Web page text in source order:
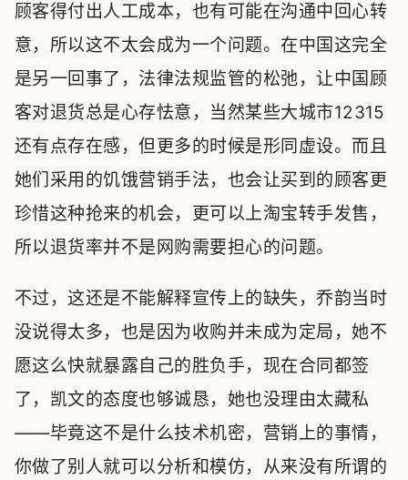
顾客得付出人工成本，也有可能在沟通中回心转
意，所以这不太会成为一个问题。在中国这完全
是另一回事了，法律法规监管的松弛，让中国顾
客对退货总是心存怯意，当然某些大城市12315
还有点存在感，但更多的时候是形同虚设。而且
她们采用的饥饿营销手法，也会让买到的顾客更
珍惜这种抢来的机会，更可以上淘宝转手发售，
所以退货率并不是网购需要担心的问题。
不过，这还是不能解释宣传上的缺失，乔韵当时
没说得太多，也是因为收购并未成为定局，她不
愿这么快就暴露自己的胜负手，现在合同都签
了，凯文的态度也够诚恳，她也没理由太藏私
——毕竟这不是什么技术机密，营销上的事情，
你做了别人就可以分析和模仿，从来没有所谓的